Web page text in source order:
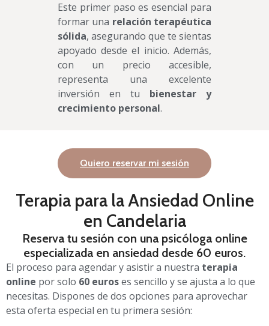
Este primer paso es esencial para
formar una relación terapéutica
sólida, asegurando que te sientas
apoyado desde el inicio. Además,
con un precio accesible,
representa una excelente
inversión en tu bienestar y
crecimiento personal.
Quiero reservar mi sesión
Terapia para la Ansiedad Online
en Candelaria
Reserva tu sesión con una psicóloga online
especializada en ansiedad desde 60 euros.
El proceso para agendar y asistir a nuestra terapia
online por solo 60 euroses sencillo y se ajusta a lo que
necesitas. Dispones de dos opciones para aprovechar
esta oferta especial en tu primera sesión: